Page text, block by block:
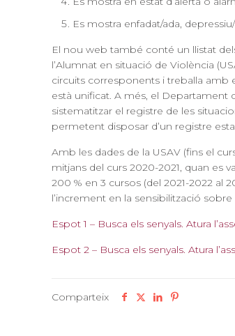
Es mostra enfadat/ada,
El nou web també conté un llistat
l’Alumnat en situació de Violència
circuits corresponents i treballa amb
està unificat. A més, el Departament
sistematitzar el registre de les
permetent disposar d’un registre
Amb les dades de la USAV (fins el
mitjans del curs 2020-2021, quan es
200 % en 3 cursos (del 2021-2022 al
l’increment en la sensibilització
Espot 1 – Busca els senyals. Atura
Espot 2 – Busca els senyals. Atura
Comparteix